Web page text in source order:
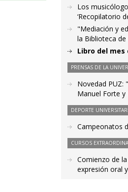
Los
‘Recopilatorio
"Mediación y
la Biblioteca de
Libro del mes
PRENSAS DE LA
Novedad PUZ:
Manuel Forte y
DEPORTE
Campeonatos
CURSOS
Comienzo de
expresión oral